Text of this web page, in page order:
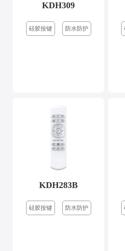
KDH309
硅胶按键 防水防护
KDH283B
硅胶按键 防水防护